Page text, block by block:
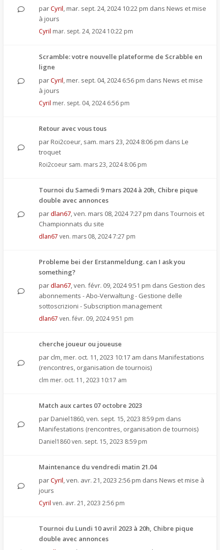
parCyril, mar. sept. 24, 2024 10:22 pm dans News et mise
à jours
Cyril mar. sept. 24, 2024 10:22 pm
Scramble: votre nouvelle plateforme de Scrabble en
ligne
parCyril, mer. sept. 04, 2024 6:56 pm dans News et mise
à jours
Cyril mer. sept. 04, 2024 6:56 pm
Retour avec vous tous
par Roi2coeur, sam. mars 23, 2024 8:06 pm dans Le
troquet
Roi2coeur sam. mars 23, 2024 8:06 pm
Tournoi du Samedi 9 mars 2024 à 20h, Chibre pique
double avec annonces
pardlan67,ven. mars 08, 2024 7:27 pm dans Tournois et
Championnats du site
dlan67 ven. mars 08, 2024 7:27 pm
Probleme bei der Erstanmeldung. can I ask you
something?
pardlan67,ven. févr. 09, 2024 9:51 pm dans Gestion des
abonnements - Abo-Verwaltung - Gestione delle
sottoscrizioni - Subscription management
dlan67 ven. févr. 09, 2024 9:51 pm
cherche joueur ou joueuse
par clm, mer. oct. 11, 2023 10:17 am dans Manifestations
(rencontres, organisation de tournois)
clm mer. oct. 11, 2023 10:17 am
Match aux cartes 07 octobre 2023
par Daniel1860,ven. sept. 15, 2023 8:59 pm dans
Manifestations (rencontres, organisation de tournois)
Daniel1860ven. sept. 15, 2023 8:59 pm
Maintenance du vendredi matin 21.04
parCyril,ven. avr. 21, 2023 2:56 pm dans News et mise à
jours
Cyril ven. avr. 21, 2023 2:56 pm
Tournoi du Lundi 10 avril 2023 à 20h, Chibre pique
double avec annonces